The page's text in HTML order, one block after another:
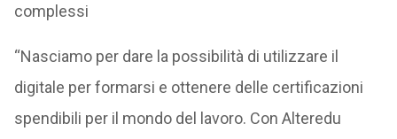
complessi
“Nasciamo per dare la possibilità di utilizzare il
digitale per formarsi e ottenere delle certificazioni
spendibili per il mondo del lavoro. Con Alteredu